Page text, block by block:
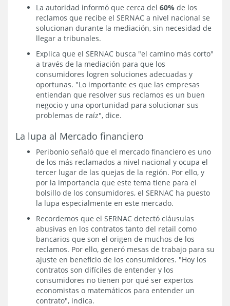
La autoridad informó que cerca del 60% de los
reclamos que recibe el SERNAC a nivel nacional se
solucionan durante la mediación, sin necesidad de
llegar a tribunales.
Explica que el SERNAC busca "el camino más corto"
a través de la mediación para que los
consumidores logren soluciones adecuadas y
oportunas. "Lo importante es que las empresas
entiendan que resolver sus reclamos es un buen
negocio y una oportunidad para solucionar sus
problemas de raíz", dice.
La lupa al Mercado financiero
Peribonio señaló que el mercado financiero es uno
de los más reclamados a nivel nacional y ocupa el
tercer lugar de las quejas de la región. Por ello, y
por la importancia que este tema tiene para el
bolsillo de los consumidores, el SERNAC ha puesto
la lupa especialmente en este mercado.
Recordemos que el SERNAC detectó cláusulas
abusivas en los contratos tanto del retail como
bancarios que son el origen de muchos de los
reclamos. Por ello, generó mesas de trabajo para su
ajuste en beneficio de los consumidores. "Hoy los
contratos son difíciles de entender y los
consumidores no tienen por qué ser expertos
economistas o matemáticos para entender un
contrato", indica.